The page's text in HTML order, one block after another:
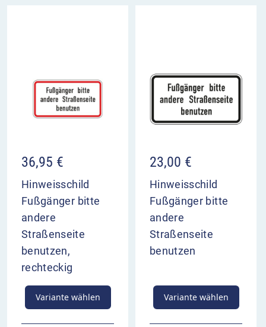
36,95 €
Hinweisschild
Fußgänger bitte
andere
Straßenseite
benutzen,
rechteckig
Variante wählen
23,00 €
Hinweisschild
Fußgänger bitte
andere
Straßenseite
benutzen
Variante wählen